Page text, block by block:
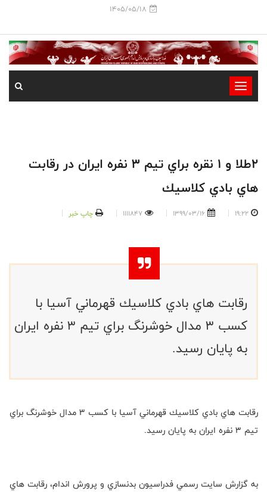
1405/05/18
-
-
-
٢طلا و ١ نقره براي تيم ٣ نفره ايران در رقابت
هاي بادي كلاسيك
19:22
1399/03/16
1111847 چاپ خبر
رقابت هاي بادي كلاسيك قهرماني آسيا با
كسب ٣ مدال خوشرنگ براي تيم ٣ نفره ايران
به پايان رسيد.
رقابت هاي بادي كلاسيك قهرماني آسيا با كسب ٣ مدال خوشرنگ براي
تيم ٣ نفره ايران به پايان رسيد.
به گزارش سايت رسمي فدراسيون بدنسازي و پرورش اندام، رقابت هاي